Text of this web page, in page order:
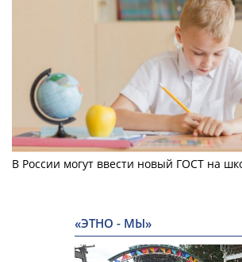
В России могут ввести новый ГОСТ на
«ЭТНО - МЫ»